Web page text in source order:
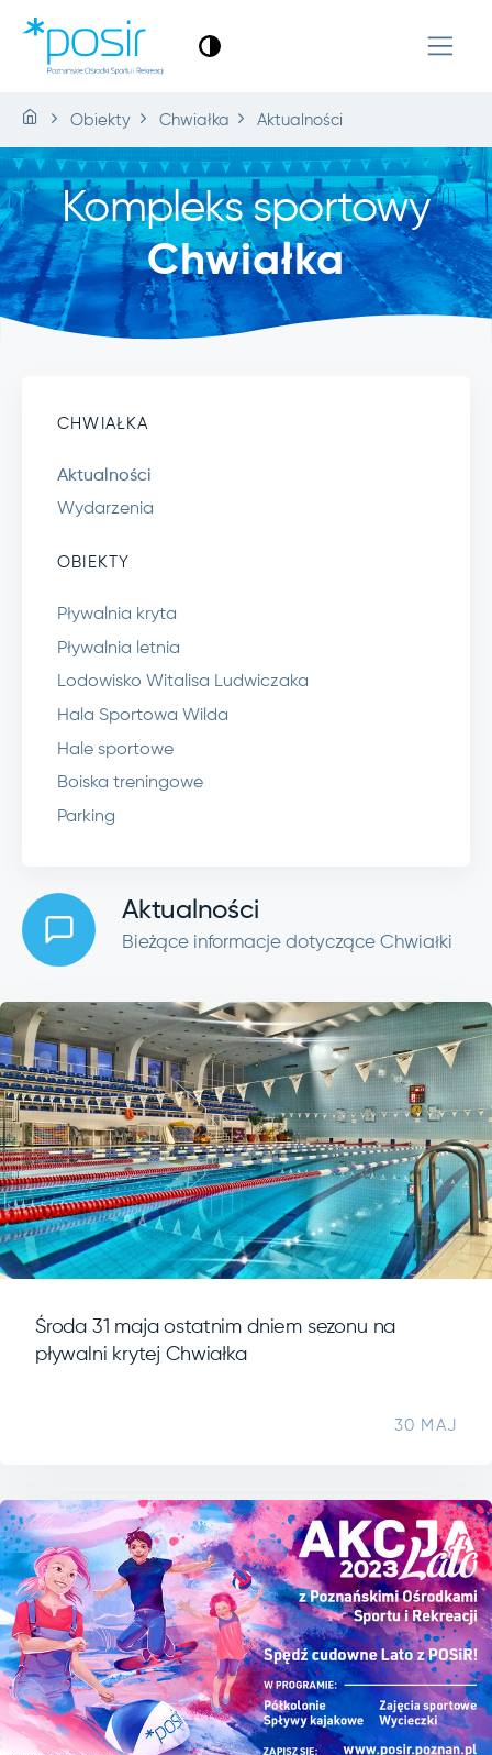
Obiekty Chwiałka Aktualności
Kompleks sportowy
Chwiałka
CHWIAŁKA
Aktualności
Wydarzenia
OBIEKTY
Pływalnia kryta
Pływalnia letnia
Lodowisko Witalisa Ludwiczaka
Hala Sportowa Wilda
Hale sportowe
Boiska treningowe
Parking
Aktualności
Bieżące informacje dotyczące Chwiałki
Środa 31 maja ostatnim dniem sezonu na
pływalni krytej Chwiałka
30 MAJ